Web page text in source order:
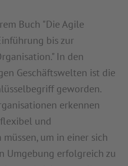
Buch "Die Agile
bis zur
In den
Geschäftswelten ist die
geworden.
erkennen
und
um in einer sich
Umgebung erfolgreich zu